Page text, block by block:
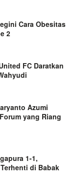
Cara Obesitas
2
FC Daratkan
Azumi
yang Riang
1-1,
di Babak